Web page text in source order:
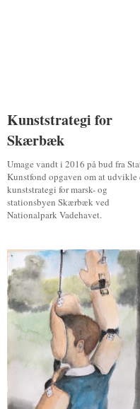
Kunststrategi for
Skærbæk
Umage vandt i 2016 på bud fra
Kunstfond opgaven om at udvikle
kunststrategi for marsk- og
stationsbyen Skærbæk ved
Nationalpark Vadehavet.
Kunststrategi for
Skærbæk